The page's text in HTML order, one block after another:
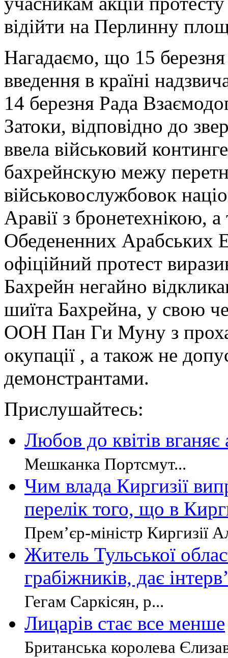
відійти на Перлинну
Нагадаємо, що 15
введення в країні
14 березня Рада
Затоки, відповідно до
ввела військовий
бахрейнскую межу
військовослужбовок
Аравії з бронетехнікою,
Обедененних Арабських
офіційний протест
Бахрейн негайно
шиїта Бахрейна, у свою
ООН Пан Ги Муну з
окупації , а також не
демонстрантами.
Прислушайтесь:
Любов до квітів
Мешканка Портсмут...
Чим влада Киргизії
перелік того, що в
Прем’єр-міністр Киргизії
Житель Тульської
грабіжників, дає
Гегам Саркісян, р...
Лицарів стає все менше
Британська королева